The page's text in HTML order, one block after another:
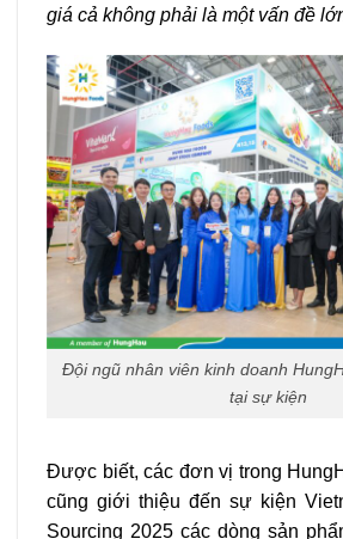
giá cả không phải là một vấn đề
Đội ngũ nhân viên kinh doanh
tại sự kiện
Được biết, các đơn vị trong
cũng giới thiệu đến sự kiện
Sourcing 2025 các dòng sản